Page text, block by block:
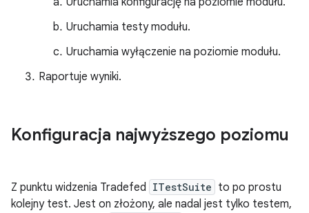
Uruchamia testy modułu.
Uruchamia wyłączenie na poziomie modułu.
Raportuje wyniki.
Konfiguracja najwyższego poziomu
Z punktu widzenia Tradefed ITestSuite to po prostu
kolejny test. Jest on złożony, ale nadal jest tylko testem,